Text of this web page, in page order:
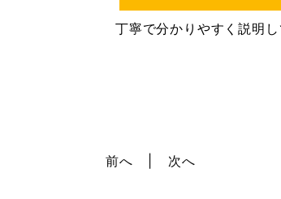
丁寧で分かりやすく説明
前へ 次へ